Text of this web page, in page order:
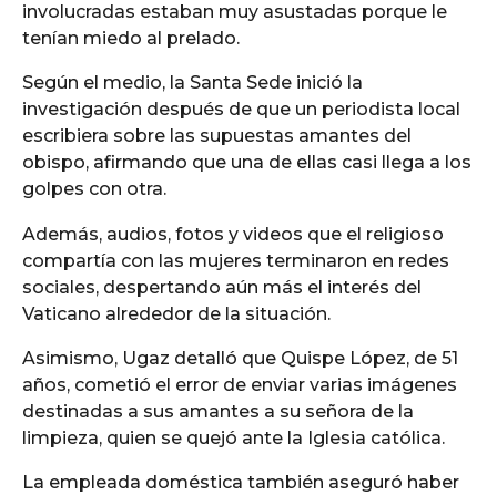
involucradas estaban muy asustadas porque le
tenían miedo al prelado.
Según el medio, la Santa Sede inició la
investigación después de que un periodista local
escribiera sobre las supuestas amantes del
obispo, afirmando que una de ellas casi llega a los
golpes con otra.
Además, audios, fotos y videos que el religioso
compartía con las mujeres terminaron en redes
sociales, despertando aún más el interés del
Vaticano alrededor de la situación.
Asimismo, Ugaz detalló que Quispe López, de 51
años, cometió el error de enviar varias imágenes
destinadas a sus amantes a su señora de la
limpieza, quien se quejó ante la Iglesia católica.
La empleada doméstica también aseguró haber